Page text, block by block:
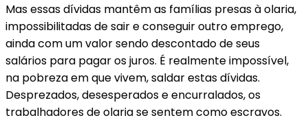
Mas essas dívidas mantêm as famílias presas à olaria,
impossibilitadas de sair e conseguir outro emprego,
ainda com um valor sendo descontado de seus
salários para pagar os juros. É realmente impossível,
na pobreza em que vivem, saldar estas dívidas.
Desprezados, desesperados e encurralados, os
trabalhadores de olaria se sentem como escravos.